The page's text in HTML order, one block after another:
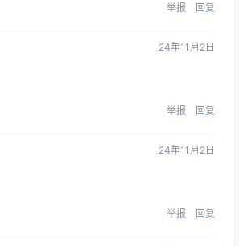
举报 回复
24年11月2日
举报 回复
24年11月2日
举报 回复